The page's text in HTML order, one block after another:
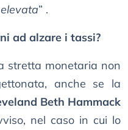
” .
ad alzare i tassi?
stretta monetaria non
anche se la
Beth Hammack
nel caso in cui lo